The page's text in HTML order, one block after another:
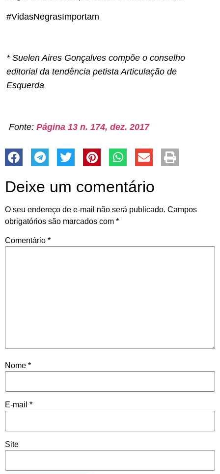
#VidasNegrasImportam
* Suelen Aires Gonçalves compõe o conselho
editorial da tendência petista Articulação de
Esquerda
Fonte: Página 13 n. 174, dez. 2017
Deixe um comentário
O seu endereço de e-mail não será publicado. Campos
obrigatórios são marcados com *
Comentário *
Nome *
E-mail *
Site